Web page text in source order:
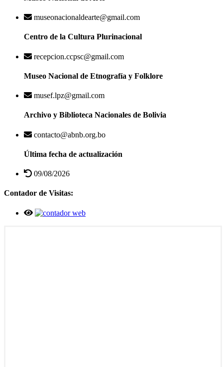
museonacionaldearte@gmail.com
Centro de la Cultura Plurinacional
recepcion.ccpsc@gmail.com
Museo Nacional de Etnografía y Folklore
musef.lpz@gmail.com
Archivo y Biblioteca Nacionales de Bolivia
contacto@abnb.org.bo
Última fecha de actualización
09/08/2026
Contador de Visitas: